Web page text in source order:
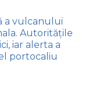
a vulcanului
Autoritățile
iar alerta a
portocaliu